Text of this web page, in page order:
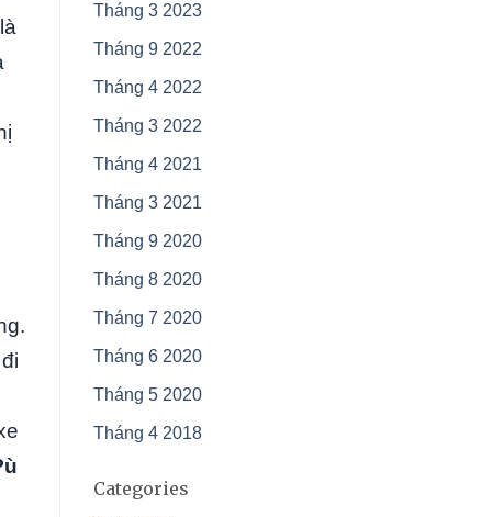
Tháng 3 2023
Tháng 9 2022
Tháng 4 2022
Tháng 3 2022
Tháng 4 2021
Tháng 3 2021
Tháng 9 2020
Tháng 8 2020
Tháng 7 2020
Tháng 6 2020
Tháng 5 2020
Tháng 4 2018
Categories